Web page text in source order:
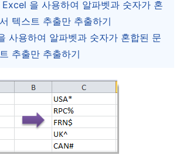
을 사용하여 알파벳과 숫자가 혼
텍스트 추출만 추출하기
사용하여 알파벳과 숫자가 혼합된 문
추출만 추출하기